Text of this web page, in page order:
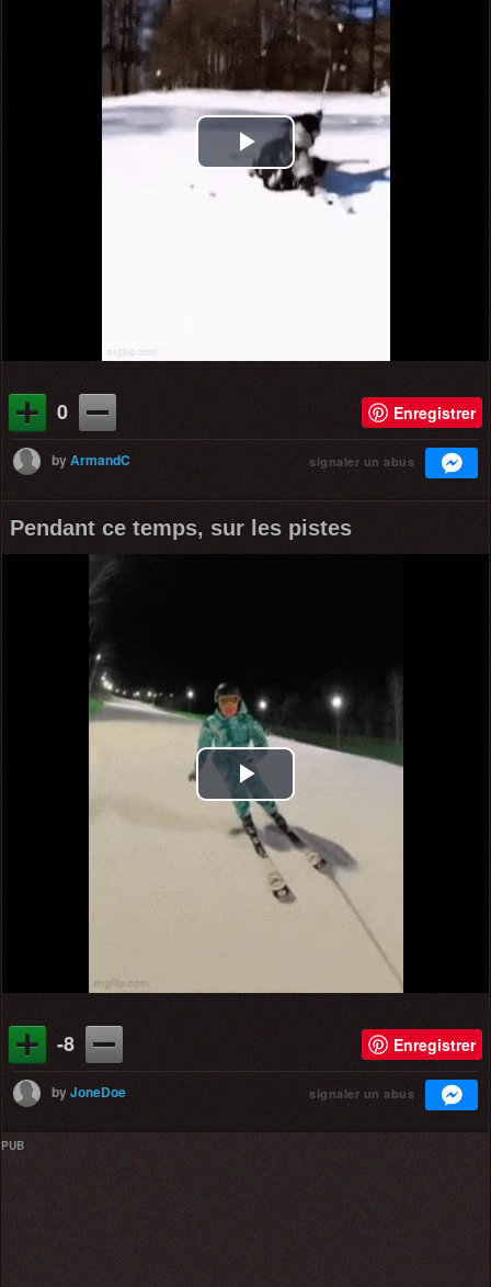
Play
Video
0 Enregistrer
byArmandC signaler un abus
Pendant ce temps, sur les pistes
Play
Video
-8 Enregistrer
byJoneDoe signaler un abus
PUB